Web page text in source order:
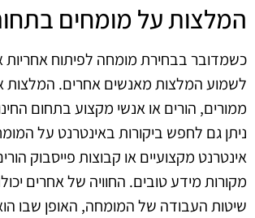
המלצות על מומחים
כשמדובר בבחירת מומחה לפיתוח אחריות
לשמוע המלצות מאנשים אחרים. המלצות
ממורים, הורים או אנשי מקצוע בתחום
ניתן גם לחפש ביקורות באינטרנט על
אינטרנט מקצועיים או קבוצות פייסבוק
מקורות מידע טובים. החוויה של אחרים
שיטות העבודה של המומחה, האופן שבו